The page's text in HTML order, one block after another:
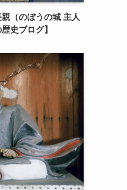
（のぼうの城 主人
史ブログ】